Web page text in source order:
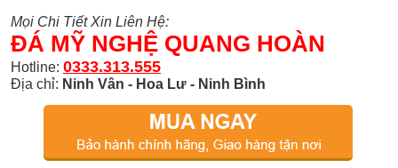
Mọi Chi Tiết Xin Liên Hệ:
ĐÁ MỸ NGHỆ QUANG HOÀN
Hotline: 0333.313.555
Địa chỉ: Ninh Vân - Hoa Lư - Ninh Bình